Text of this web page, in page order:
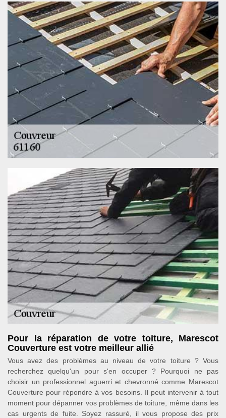
Pour la réparation de votre toiture, Marescot
Couverture est votre meilleur allié
Vous avez des problèmes au niveau de votre toiture ? Vous
recherchez quelqu'un pour s'en occuper ? Pourquoi ne pas
choisir un professionnel aguerri et chevronné comme Marescot
Couverture pour répondre à vos besoins. Il peut intervenir à tout
moment pour dépanner vos problèmes de toiture, même dans les
cas urgents de fuite. Soyez rassuré, il vous propose des prix